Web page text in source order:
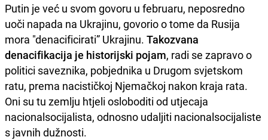
Putin je već u svom govoru u februaru, neposredno
uoči napada na Ukrajinu, govorio o tome da Rusija
mora "denacificirati” Ukrajinu. Takozvana
denacifikacija je historijski pojam, radi se zapravo o
politici saveznika, pobjednika u Drugom svjetskom
ratu, prema nacističkoj Njemačkoj nakon kraja rata.
Oni su tu zemlju htjeli osloboditi od utjecaja
nacionalsocijalista, odnosno udaljiti nacionalsocijaliste
s javnih dužnosti.